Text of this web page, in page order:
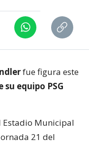
fue figura este
equipo PSG
Estadio Municipal
21 del